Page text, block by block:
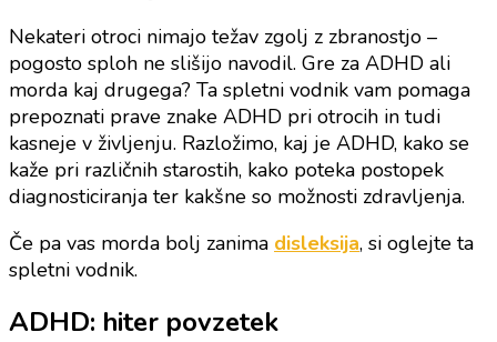
Nekateri otroci nimajo težav zgolj z zbranostjo –
pogosto sploh ne slišijo navodil. Gre za ADHD ali
morda kaj drugega? Ta spletni vodnik vam pomaga
prepoznati prave znake ADHD pri otrocih in tudi
kasneje v življenju. Razložimo, kaj je ADHD, kako se
kaže pri različnih starostih, kako poteka postopek
diagnosticiranja ter kakšne so možnosti zdravljenja.
Če pa vas morda bolj zanima disleksija, si oglejte ta
spletni vodnik.
ADHD: hiter povzetek